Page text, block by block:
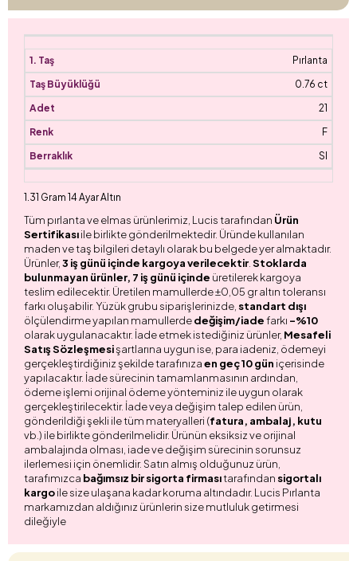
Pırlanta
0.76 ct
21
F
SI
1.31 Gram 14 Ayar Altın
Tüm pırlanta ve elmas ürünlerimiz, Lucis tarafından Ürün
Sertifikasıile birlikte gönderilmektedir. Üründe kullanılan
maden ve taş bilgileri detaylı olarak bu belgede yer almaktadır.
Ürünler,3 iş günü içinde kargoya verilecektir. Stoklarda
bulunmayan ürünler, 7 iş günü içinde üretilerek kargoya
teslim edilecektir. Üretilen mamullerde ±0,05 gr altın toleransı
farkı oluşabilir. Yüzük grubu siparişlerinizde, standart dışı
ölçülendirme yapılan mamullerdedeğişim/iadefarkı -%10
olarak uygulanacaktır. İade etmek istediğiniz ürünler, Mesafeli
Satış Sözleşmesişartlarına uygun ise, para iadeniz, ödemeyi
gerçekleştirdiğiniz şekilde tarafınızaen geç 10 gün içerisinde
yapılacaktır. İade sürecinin tamamlanmasının ardından,
ödeme işlemi orijinal ödeme yönteminiz ile uygun olarak
gerçekleştirilecektir. İade veya değişim talep edilen ürün,
gönderildiği şekli ile tüm materyalleri (fatura, ambalaj, kutu
vb.) ile birlikte gönderilmelidir. Ürünün eksiksiz ve orijinal
ambalajında olması, iade ve değişim sürecinin sorunsuz
ilerlemesi için önemlidir. Satın almış olduğunuz ürün,
tarafımızca bağımsız bir sigorta firmasıtarafından sigortalı
kargoile size ulaşana kadar koruma altındadır. Lucis Pırlanta
markamızdan aldığınız ürünlerin size mutluluk getirmesi
dileğiyle